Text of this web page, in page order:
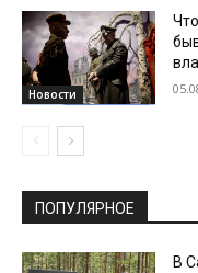
Новости
ПОПУЛЯРНОЕ
В